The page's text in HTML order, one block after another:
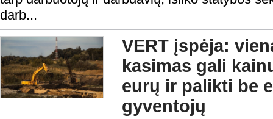
darb...
VERT įspėja:
kasimas gali
eurų ir palikti be
gyventojų